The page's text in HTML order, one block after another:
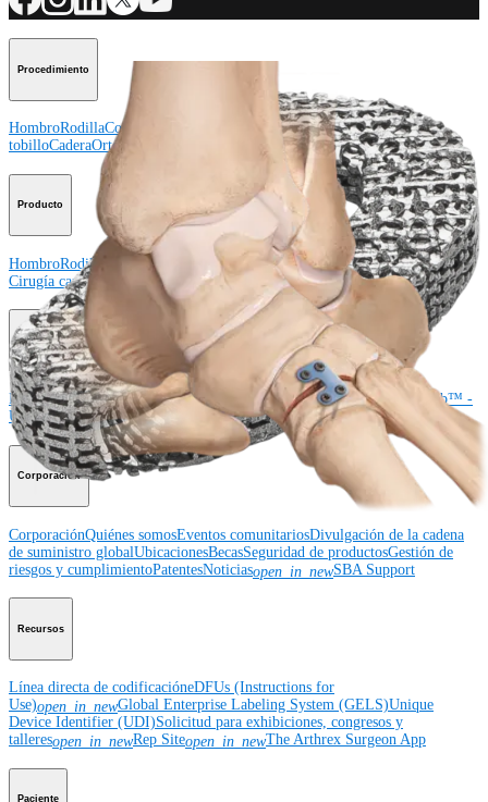
Procedimiento
HombroRodillaCodo
tobilloCaderaOrtobiológicos Cirugía cardiotorácicaColumna vertebral
Producto
HombroRodillaCodoMano y muñeca Pie y tobilloCaderaOrtobiológicos
Cirugía cardiotorácica
Columna vertebral Imagen y resección
Educación médica
Educación médicaDescripción de cursos Calendario de cursos ArthroLab™ -
UbicacionesNuestro departamento de educación médicaOrthoPedia
Corporación
CorporaciónQuiénes somosEventos comunitariosDivulgación de la cadena
de suministro globalUbicacionesBecasSeguridad de productosGestión de
riesgos y cumplimientoPatentesNoticiasopen_in_newSBA Support
Recursos
Línea directa de codificacióneDFUs (Instructions for
Use)open_in_newGlobal Enterprise Labeling System (GELS)Unique
Device Identifier (UDI)Solicitud para exhibiciones, congresos y
talleresopen_in_newRep Siteopen_in_newThe Arthrex Surgeon App
Paciente